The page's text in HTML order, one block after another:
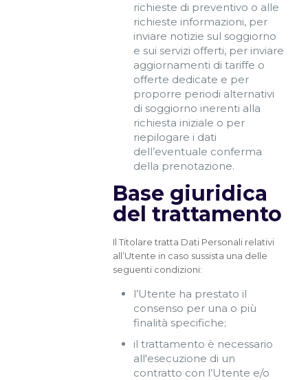
richieste di preventivo o alle
richieste informazioni, per
inviare notizie sul soggiorno
e sui servizi offerti, per inviare
aggiornamenti di tariffe o
offerte dedicate e per
proporre periodi alternativi
di soggiorno inerenti alla
richiesta iniziale o per
riepilogare i dati
dell’eventuale conferma
della prenotazione.
Base giuridica
del trattamento
Il Titolare tratta Dati Personali relativi
all’Utente in caso sussista una delle
seguenti condizioni:
l’Utente ha prestato il
consenso per una o più
finalità specifiche;
il trattamento è necessario
all'esecuzione di un
contratto con l’Utente e/o